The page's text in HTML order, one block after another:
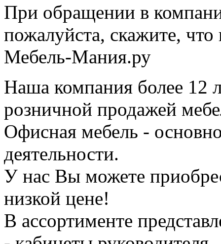
При обращении в
пожалуйста, скажите,
Мебель-Мания.ру
Наша компания более 12
розничной продажей
Офисная мебель -
деятельности.
У нас Вы можете
низкой цене!
В ассортименте